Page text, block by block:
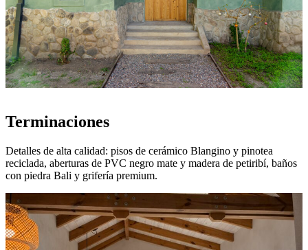
Terminaciones
Detalles de alta calidad: pisos de cerámico Blangino y pinotea
reciclada, aberturas de PVC negro mate y madera de petiribí, baños
con piedra Bali y grifería premium.